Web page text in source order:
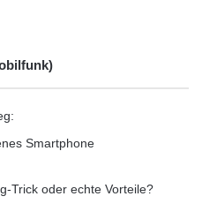
Smartphone
Trick oder echte Vorteile?